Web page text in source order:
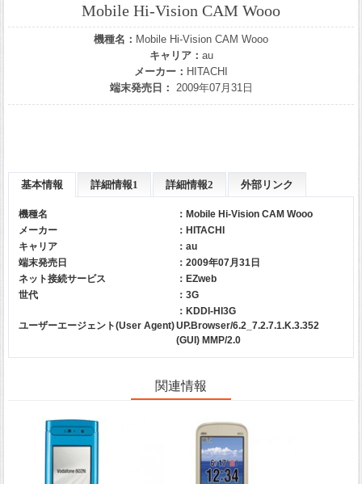
Mobile Hi-Vision CAM Wooo
機種名： Mobile Hi-Vision CAM Wooo
キャリア： au
メーカー： HITACHI
端末発売日： 2009年07月31日
基本情報 詳細情報1 詳細情報2 外部リンク
機種名
：Mobile Hi-Vision CAM Wooo
メーカー
： HITACHI
キャリア
： au
端末発売日
：2009年07月31日
ネット接続サービス
：EZweb
世代
：3G
ユーザーエージェント(User Agent)
：KDDI-HI3G
UP.Browser/6.2_7.2.7.1.K.3.352
(GUI) MMP/2.0
関連情報